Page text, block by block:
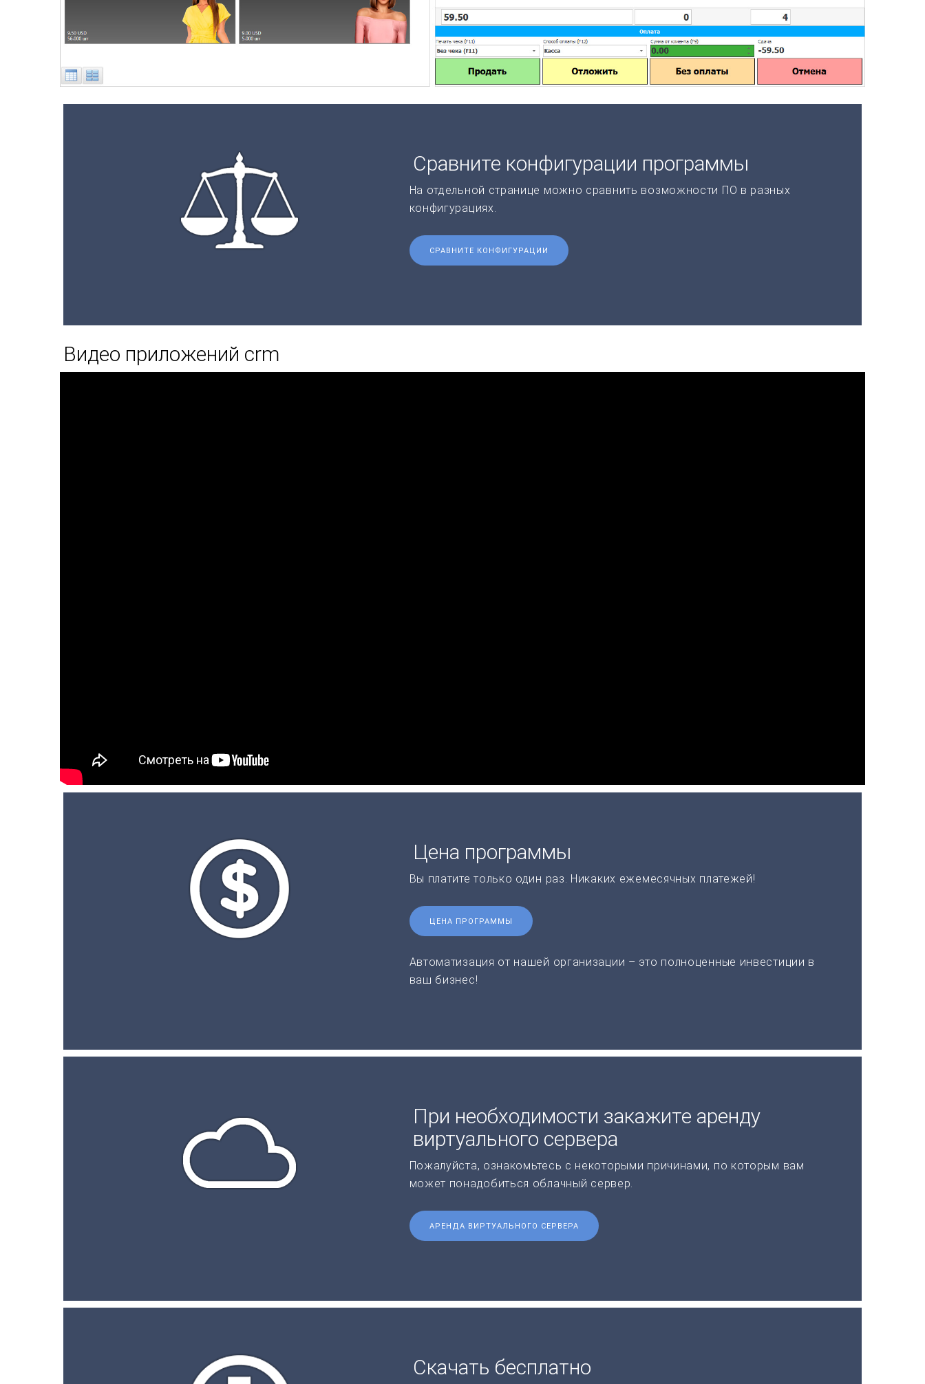
Сравните конфигурации программы
На отдельной странице можно сравнить возможности ПО в разных
конфигурациях.
СРАВНИТЕ КОНФИГУРАЦИИ
Видео приложений crm
Цена программы
Вы платите только один раз. Никаких ежемесячных платежей!
ЦЕНА ПРОГРАММЫ
Автоматизация от нашей организации – это полноценные инвестиции в
ваш бизнес!
При необходимости закажите аренду
виртуального сервера
Пожалуйста, ознакомьтесь с некоторыми причинами, по которым вам
может понадобиться облачный сервер.
АРЕНДА ВИРТУАЛЬНОГО СЕРВЕРА
Скачать бесплатно